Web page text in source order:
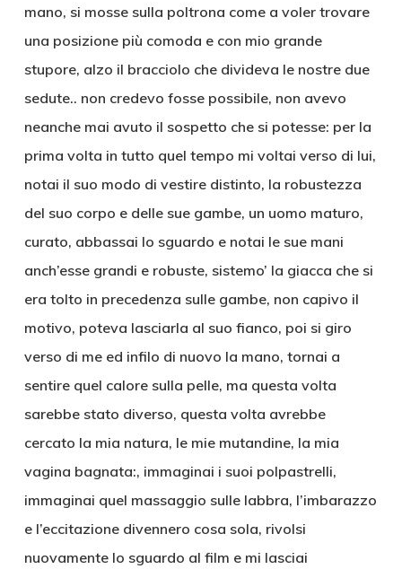
mano, si mosse sulla poltrona come a voler trovare
una posizione più comoda e con mio grande
stupore, alzo il bracciolo che divideva le nostre due
sedute.. non credevo fosse possibile, non avevo
neanche mai avuto il sospetto che si potesse: per la
prima volta in tutto quel tempo mi voltai verso di lui,
notai il suo modo di vestire distinto, la robustezza
del suo corpo e delle sue gambe, un uomo maturo,
curato, abbassai lo sguardo e notai le sue mani
anch’esse grandi e robuste, sistemo’ la giacca che si
era tolto in precedenza sulle gambe, non capivo il
motivo, poteva lasciarla al suo fianco, poi si giro
verso di me ed infilo di nuovo la mano, tornai a
sentire quel calore sulla pelle, ma questa volta
sarebbe stato diverso, questa volta avrebbe
cercato la mia natura, le mie mutandine, la mia
vagina bagnata:, immaginai i suoi polpastrelli,
immaginai quel massaggio sulle labbra, l’imbarazzo
e l’eccitazione divennero cosa sola, rivolsi
nuovamente lo sguardo al film e mi lasciai